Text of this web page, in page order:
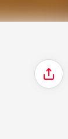
Delen